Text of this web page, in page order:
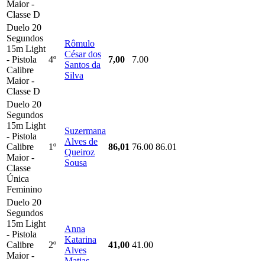
Maior -
Classe D
Duelo 20
Segundos
15m Light
- Pistola
Calibre
Maior -
Classe D
4º
Rômulo
César dos
Santos da
Silva
7,00 7.00
Duelo 20
Segundos
15m Light
- Pistola
Calibre
Maior -
Classe
Única
Feminino
1º
Suzermana
Alves de
Queiroz
Sousa
86,01 76.00 86.01
Duelo 20
Segundos
15m Light
- Pistola
Calibre
Maior -
2º
Anna
Katarina
Alves
41,00 41.00